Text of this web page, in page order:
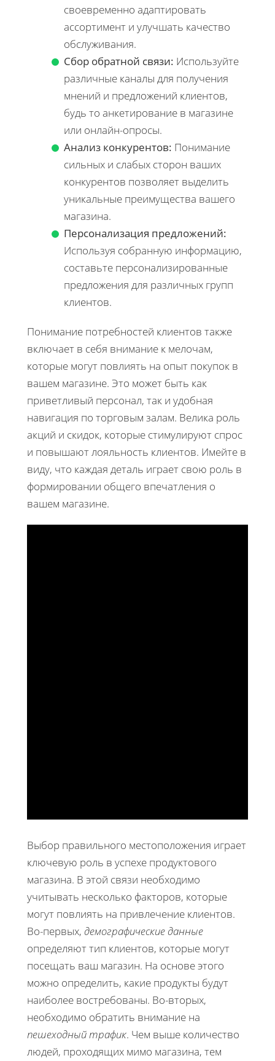
своевременно адаптировать
ассортимент и улучшать качество
обслуживания.
Сбор обратной связи: Используйте
различные каналы для получения
мнений и предложений клиентов,
будь то анкетирование в магазине
или онлайн-опросы.
Анализ конкурентов: Понимание
сильных и слабых сторон ваших
конкурентов позволяет выделить
уникальные преимущества вашего
магазина.
Персонализация предложений:
Используя собранную информацию,
составьте персонализированные
предложения для различных групп
клиентов.
Понимание потребностей клиентов также
включает в себя внимание к мелочам,
которые могут повлиять на опыт покупок в
вашем магазине. Это может быть как
приветливый персонал, так и удобная
навигация по торговым залам. Велика роль
акций и скидок, которые стимулируют спрос
и повышают лояльность клиентов. Имейте в
виду, что каждая деталь играет свою роль в
формировании общего впечатления о
вашем магазине.
Выбор правильного местоположения играет
ключевую роль в успехе продуктового
магазина. В этой связи необходимо
учитывать несколько факторов, которые
могут повлиять на привлечение клиентов.
Во-первых, демографические данные
определяют тип клиентов, которые могут
посещать ваш магазин. На основе этого
можно определить, какие продукты будут
наиболее востребованы. Во-вторых,
необходимо обратить внимание на
пешеходный трафик. Чем выше количество
людей, проходящих мимо магазина, тем